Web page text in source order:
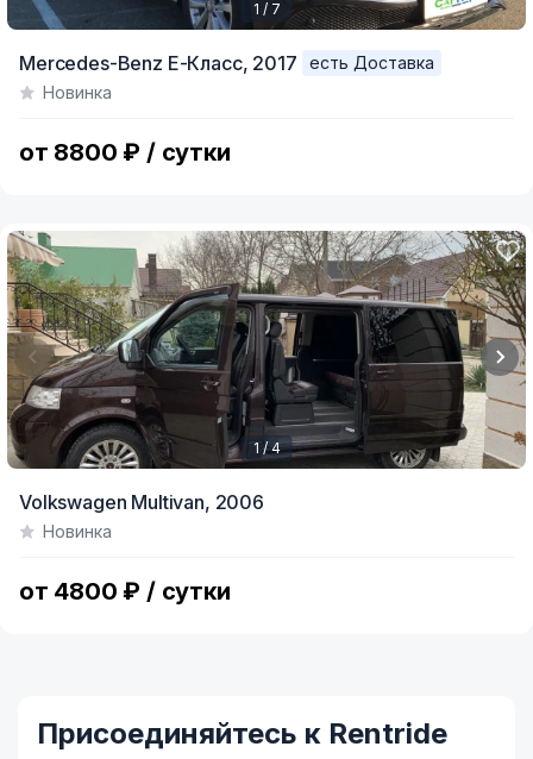
of
1 / 7
Mercedes-Benz E-Класс, 2017
есть Доставка
Новинка
от 8800 ₽ / сутки
of
1 / 4
Volkswagen Multivan, 2006
Новинка
от 4800 ₽ / сутки
Присоединяйтесь к Rentride